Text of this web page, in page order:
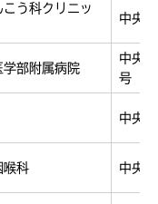
う科クリニッ
中央
学部附属病院
中央
号
中央
喉科 中央